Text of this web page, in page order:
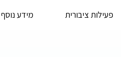
פעילות ציבורית מידע נוסף